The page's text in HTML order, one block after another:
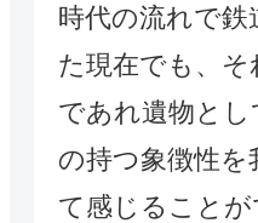
時代の流れで鉄
た現在でも、
であれ遺物と
の持つ象徴性を
て感じることが